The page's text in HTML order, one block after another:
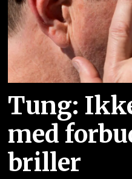
Tung:
med
briller